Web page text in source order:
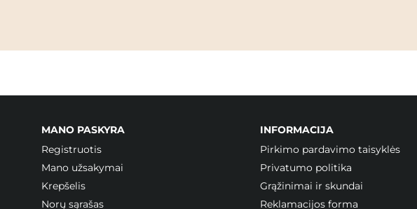
MANO PASKYRA
Registruotis
Mano užsakymai
Krepšelis
Norų sąrašas
INFORMACIJA
Pirkimo pardavimo taisyklės
Privatumo politika
Grąžinimai ir skundai
Reklamacijos forma